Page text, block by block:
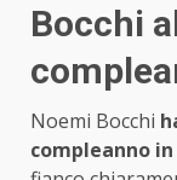
Bocchi
Noemi Bocchi
compleanno